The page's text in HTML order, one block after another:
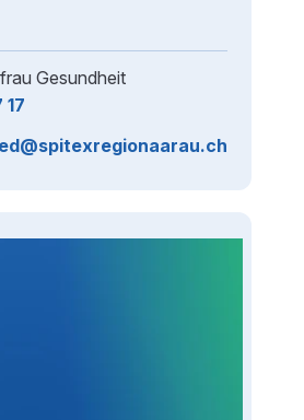
Gesundheit
17